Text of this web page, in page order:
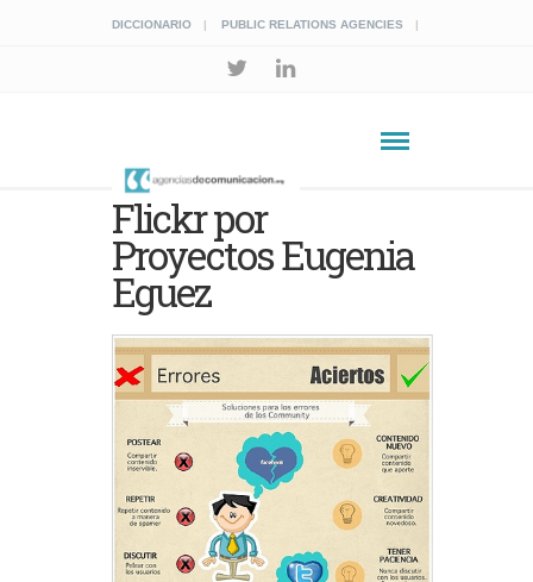
DICCIONARIO PUBLIC RELATIONS AGENCIES
Flickr por
Proyectos Eugenia
Eguez